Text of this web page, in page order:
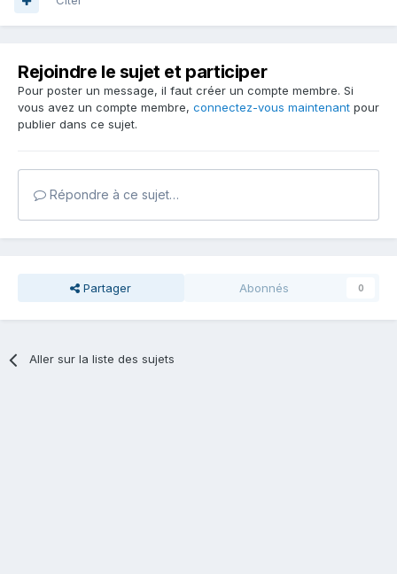
Rejoindre le sujet et participer
Pour poster un message, il faut créer un compte membre. Si
vous avez un compte membre, connectez-vous maintenant pour
publier dans ce sujet.
Répondre à ce sujet…
Partager Abonnés 0
Aller sur la liste des sujets